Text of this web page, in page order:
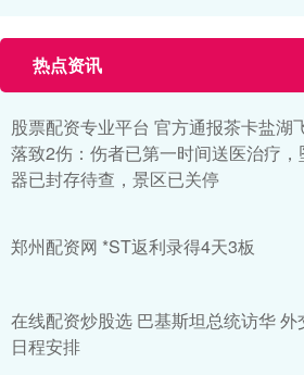
热点资讯
股票配资专业平台 官方通报茶卡盐湖
落致2伤：伤者已第一时间送医治疗
器已封存待查，景区已关停
郑州配资网 *ST返利录得4天3板
在线配资炒股选 巴基斯坦总统访华 外
日程安排